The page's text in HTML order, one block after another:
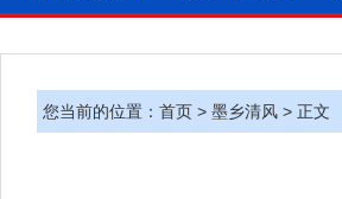
您当前的位置： 首页 > 墨乡清风 > 正文